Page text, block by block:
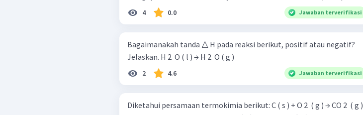
4 0.0 Jawaban terverifikasi
Bagaimanakah tanda △ H pada reaksi berikut, positif atau negatif?
Jelaskan. H 2 ​ O ( l ) → H 2 ​ O ( g )
2 4.6 Jawaban terverifikasi
Diketahui persamaan termokimia berikut: C ( s ) + O 2 ​ ( g ) → CO 2 ​ ( g )